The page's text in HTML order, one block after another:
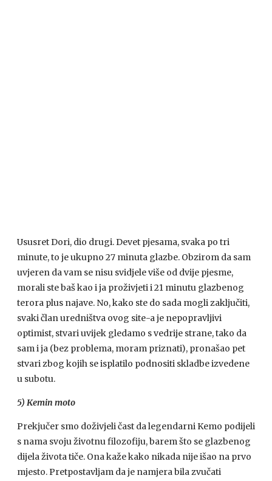
Ususret Dori, dio drugi. Devet pjesama, svaka po tri
minute, to je ukupno 27 minuta glazbe. Obzirom da sam
uvjeren da vam se nisu svidjele više od dvije pjesme,
morali ste baš kao i ja proživjeti i 21 minutu glazbenog
terora plus najave. No, kako ste do sada mogli zaključiti,
svaki član uredništva ovog site-a je nepopravljivi
optimist, stvari uvijek gledamo s vedrije strane, tako da
sam i ja (bez problema, moram priznati), pronašao pet
stvari zbog kojih se isplatilo podnositi skladbe izvedene
u subotu.
5) Kemin moto
Prekjučer smo doživjeli čast da legendarni Kemo podijeli
s nama svoju životnu filozofiju, barem što se glazbenog
dijela života tiče. Ona kaže kako nikada nije išao na prvo
mjesto. Pretpostavljam da je namjera bila zvučati